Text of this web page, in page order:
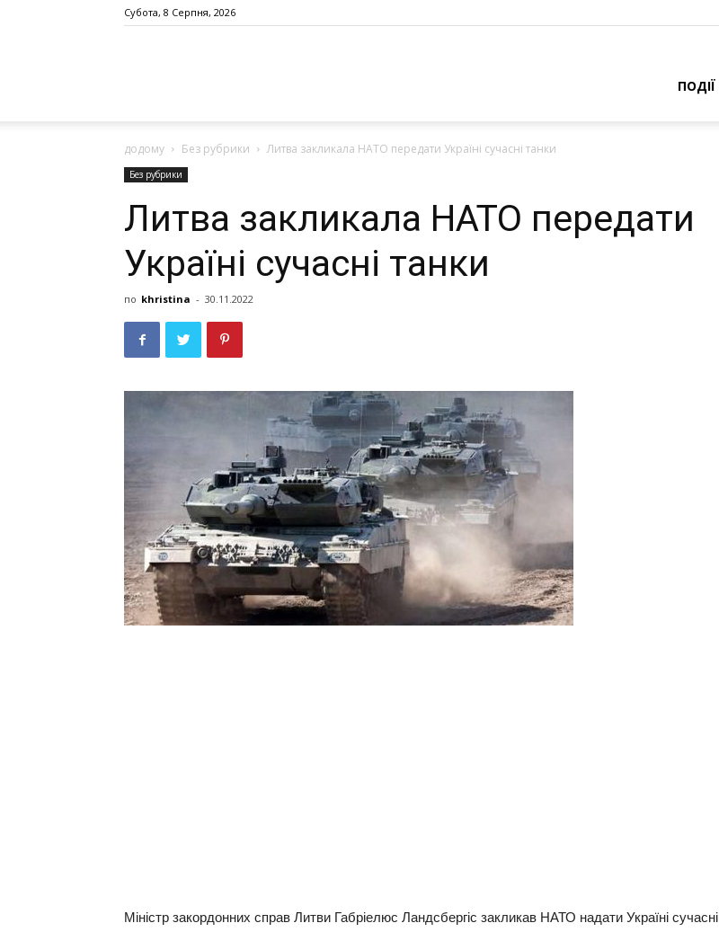
Субота, 8 Серпня, 2026
ПОДІЇ
додому Без рубрики Литва закликала НАТО передати Україні сучасні танки
Без рубрики
Литва закликала НАТО передати
Україні сучасні танки
по khristina - 30.11.2022
Міністр закордонних справ Литви Габріелюс Ландсбергіс закликав НАТО надати Україні сучасні